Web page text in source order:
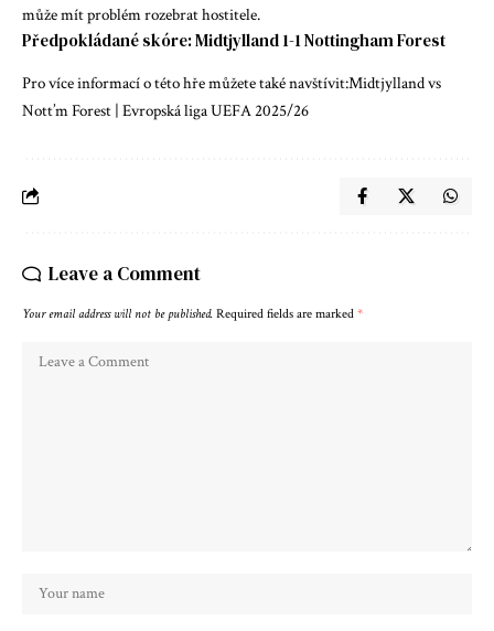
může mít problém rozebrat hostitele.
Předpokládané skóre: Midtjylland 1-1 Nottingham Forest
Pro více informací o této hře můžete také navštívit:Midtjylland vs
Nott’m Forest | Evropská liga UEFA 2025/26
Leave a Comment
Your email address will not be published. Required fields are marked *